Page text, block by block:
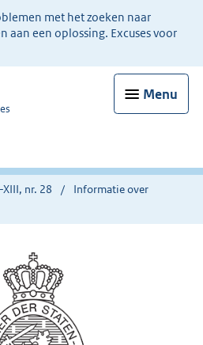
met het zoeken naar
aan een oplossing. Excuses voor
Menu
nr. 28
Informatie over